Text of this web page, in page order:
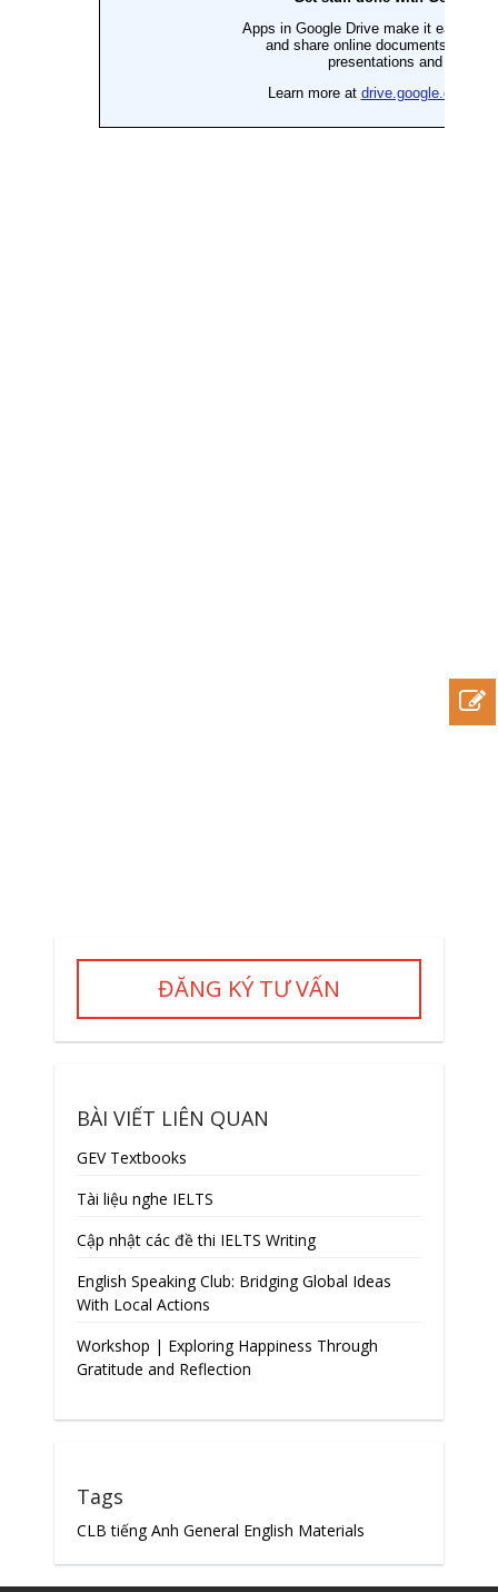
ĐĂNG KÝ TƯ VẤN
BÀI VIẾT LIÊN QUAN
GEV Textbooks
Tài liệu nghe IELTS
Cập nhật các đề thi IELTS Writing
English Speaking Club: Bridging Global Ideas
With Local Actions
Workshop | Exploring Happiness Through
Gratitude and Reflection
Tags
CLB tiếng Anh General English Materials